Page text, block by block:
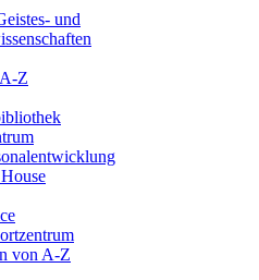
und
Z
von A-Z